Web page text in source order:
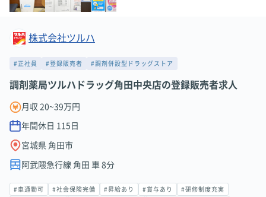
株式会社ツルハ
#正社員 #登録販売者 #調剤併設型ドラッグストア
調剤薬局ツルハドラッグ角田中央店の登録販売者求人
月収 20~39万円
年間休日 115 日
宮城県 角田市
阿武隈急行線 角田 車 8分
#車通勤可 #社会保険完備 #昇給あり #賞与あり #研修制度充実